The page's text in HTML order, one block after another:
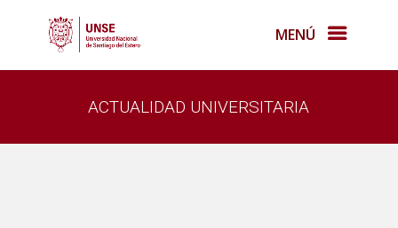
MENÚ
ACTUALIDAD UNIVERSITARIA